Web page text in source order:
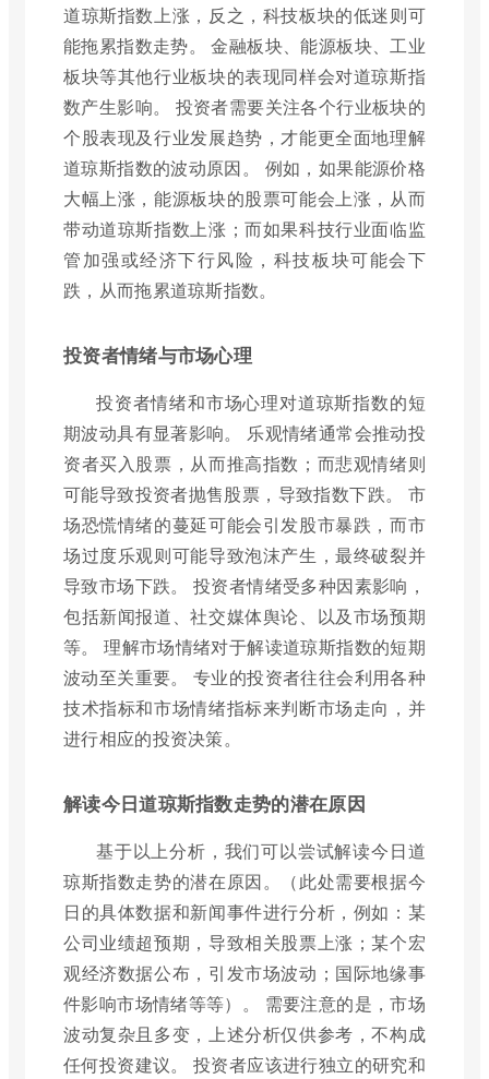
道琼斯指数上涨，反之，科技板块的低迷则可
能拖累指数走势。 金融板块、能源板块、工业
板块等其他行业板块的表现同样会对道琼斯指
数产生影响。 投资者需要关注各个行业板块的
个股表现及行业发展趋势，才能更全面地理解
道琼斯指数的波动原因。 例如，如果能源价格
大幅上涨，能源板块的股票可能会上涨，从而
带动道琼斯指数上涨；而如果科技行业面临监
管加强或经济下行风险，科技板块可能会下
跌，从而拖累道琼斯指数。
投资者情绪与市场心理
投资者情绪和市场心理对道琼斯指数的短
期波动具有显著影响。 乐观情绪通常会推动投
资者买入股票，从而推高指数；而悲观情绪则
可能导致投资者抛售股票，导致指数下跌。 市
场恐慌情绪的蔓延可能会引发股市暴跌，而市
场过度乐观则可能导致泡沫产生，最终破裂并
导致市场下跌。 投资者情绪受多种因素影响，
包括新闻报道、社交媒体舆论、以及市场预期
等。 理解市场情绪对于解读道琼斯指数的短期
波动至关重要。 专业的投资者往往会利用各种
技术指标和市场情绪指标来判断市场走向，并
进行相应的投资决策。
解读今日道琼斯指数走势的潜在原因
基于以上分析，我们可以尝试解读今日道
琼斯指数走势的潜在原因。（此处需要根据今
日的具体数据和新闻事件进行分析，例如：某
公司业绩超预期，导致相关股票上涨；某个宏
观经济数据公布，引发市场波动；国际地缘事
件影响市场情绪等等）。 需要注意的是，市场
波动复杂且多变，上述分析仅供参考，不构成
任何投资建议。 投资者应该进行独立的研究和